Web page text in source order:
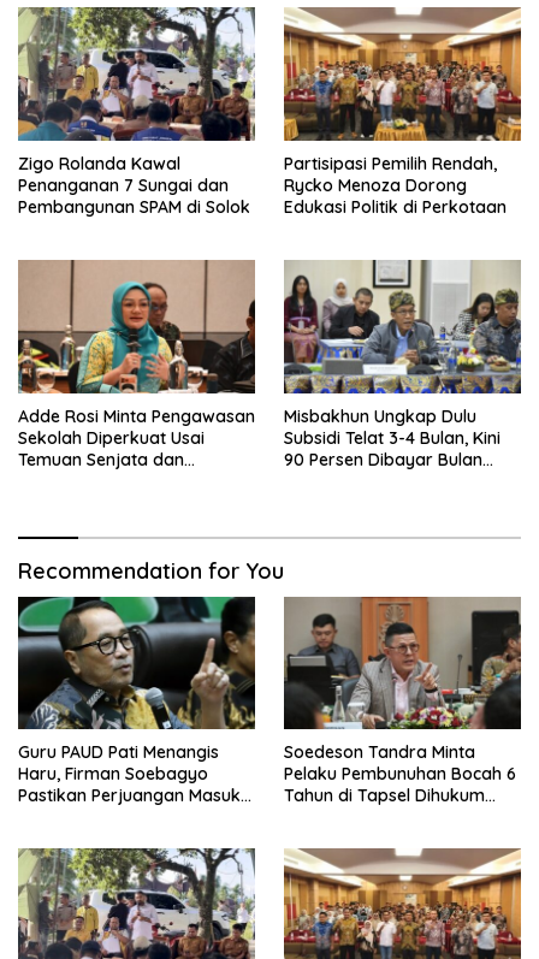
Zigo Rolanda Kawal
Penanganan 7 Sungai dan
Pembangunan SPAM di Solok
Partisipasi Pemilih Rendah,
Rycko Menoza Dorong
Edukasi Politik di Perkotaan
Adde Rosi Minta Pengawasan
Sekolah Diperkuat Usai
Temuan Senjata dan
Misbakhun Ungkap Dulu
Subsidi Telat 3-4 Bulan, Kini
90 Persen Dibayar Bulan
Recommendation for You
Guru PAUD Pati Menangis
Haru, Firman Soebagyo
Pastikan Perjuangan Masuk
Soedeson Tandra Minta
Pelaku Pembunuhan Bocah 6
Tahun di Tapsel Dihukum